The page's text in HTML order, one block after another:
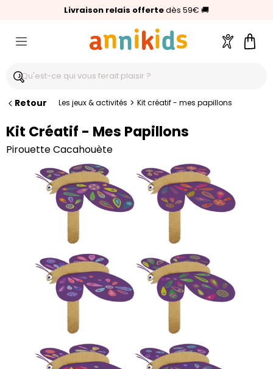
Livraison relais offertedès 59€ 🚚
🥇Palmarès Capital 2025 :Annikids N°1
⭐⭐⭐⭐⭐4,6/5(24 000 avis clients)
Compte
Retour Les jeux & activités > Kit créatif - mes papillons
Kit Créatif - Mes Papillons
Pirouette Cacahouète